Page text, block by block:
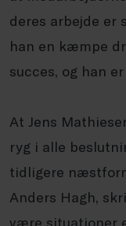
deres arbejde er
han en kæmpe
succes, og han
At Jens
ryg i alle
tidligere
Anders Hagh,
være situationer